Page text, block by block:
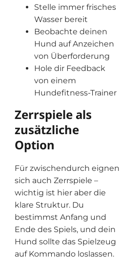
Stelle immer frisches
Wasser bereit
Beobachte deinen
Hund auf Anzeichen
von Überforderung
Hole dir Feedback
von einem
Hundefitness-Trainer
Zerrspiele als
zusätzliche
Option
Für zwischendurch eignen
sich auch Zerrspiele –
wichtig ist hier aber die
klare Struktur. Du
bestimmst Anfang und
Ende des Spiels, und dein
Hund sollte das Spielzeug
auf Kommando loslassen.